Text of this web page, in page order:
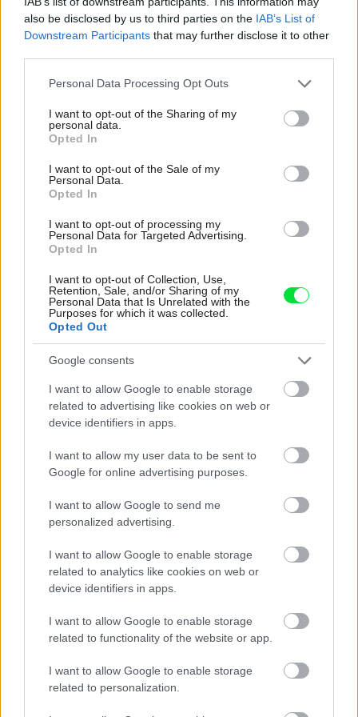
also be disclosed by us to third parties on the IAB’s List of
Downstream Participants that may further disclose it to other
Please note that this website/app uses one or more Google
not limited to your visit or usage behaviour. You may click to
grant or deny consent to Google and its third-party tags to
use your data for below specified purposes in below Google
consent section.
Personal Data Processing Opt Outs
I want to opt-out of the Sharing of my
personal data.
Opted In
I want to opt-out of the Sale of my
Personal Data.
Opted In
I want to opt-out of processing my
Personal Data for Targeted Advertising.
Opted In
I want to opt-out of Collection, Use,
Retention, Sale, and/or Sharing of my
Personal Data that Is Unrelated with the
Purposes for which it was collected.
Opted Out
Google consents
I want to allow Google to enable storage
related to advertising like cookies on web or
device identifiers in apps.
I want to allow my user data to be sent to
Google for online advertising purposes.
I want to allow Google to send me
personalized advertising.
I want to allow Google to enable storage
related to analytics like cookies on web or
device identifiers in apps.
I want to allow Google to enable storage
related to functionality of the website or app.
I want to allow Google to enable storage
related to personalization.
zastaralou
Žije pri lese, chová sliepky a uspáva ju rieka.
Miestni remeselníci vytvorili bývanie, ktoré vyzerá
ako malý raj
V dome v lese vyriešili známy problém. Dvaja
majitelia v ňom majú dosť súkromia aj miesto pre
spoločný čas
Inšpirácie
pracovňa,sklo ,modrá
Re: Takto sa rieši málo úložného miesta. V tomto byte
My napríklad labky utierame hneď pri dverách a doma pred dvere
používame tyčový ETA Terier…
Re: Takto sa rieši málo úložného miesta. V tomto byte
stačil jeden prvok | Môjdom.sk